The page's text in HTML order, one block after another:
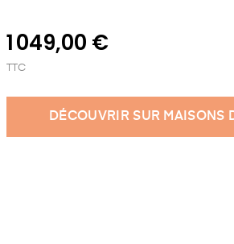
1 049,00 €
TTC
DÉCOUVRIR SUR MAISONS